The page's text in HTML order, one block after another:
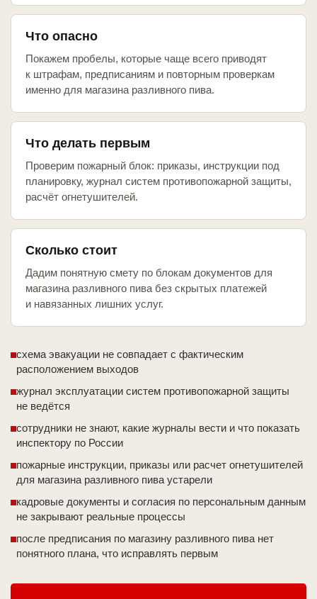
Что опасно
Покажем пробелы, которые чаще всего приводят
к штрафам, предписаниям и повторным проверкам
именно для магазина разливного пива.
Что делать первым
Проверим пожарный блок: приказы, инструкции под
планировку, журнал систем противопожарной защиты,
расчёт огнетушителей.
Сколько стоит
Дадим понятную смету по блокам документов для
магазина разливного пива без скрытых платежей
и навязанных лишних услуг.
схема эвакуации не совпадает с фактическим
расположением выходов
журнал эксплуатации систем противопожарной защиты
не ведётся
сотрудники не знают, какие журналы вести и что показать
инспектору по России
пожарные инструкции, приказы или расчет огнетушителей
для магазина разливного пива устарели
кадровые документы и согласия по персональным данным
не закрывают реальные процессы
после предписания по магазину разливного пива нет
понятного плана, что исправлять первым